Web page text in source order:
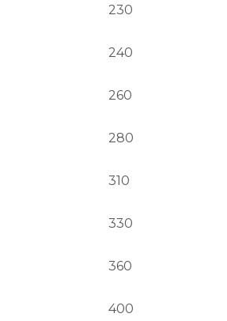
230
240
260
280
310
330
360
400